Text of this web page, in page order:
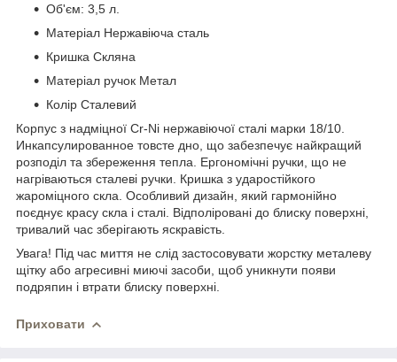
Об'єм: 3,5 л.
Матеріал Нержавіюча сталь
Кришка Скляна
Матеріал ручок Метал
Колір Сталевий
Корпус з надміцної Cr-Ni нержавіючої сталі марки 18/10.
Инкапсулированное товсте дно, що забезпечує найкращий
розподіл та збереження тепла. Ергономічні ручки, що не
нагріваються сталеві ручки. Кришка з ударостійкого
жароміцного скла. Особливий дизайн, який гармонійно
поєднує красу скла і сталі. Відполіровані до блиску поверхні,
тривалий час зберігають яскравість.
Увага! Під час миття не слід застосовувати жорстку металеву
щітку або агресивні миючі засоби, щоб уникнути появи
подряпин і втрати блиску поверхні.
Приховати